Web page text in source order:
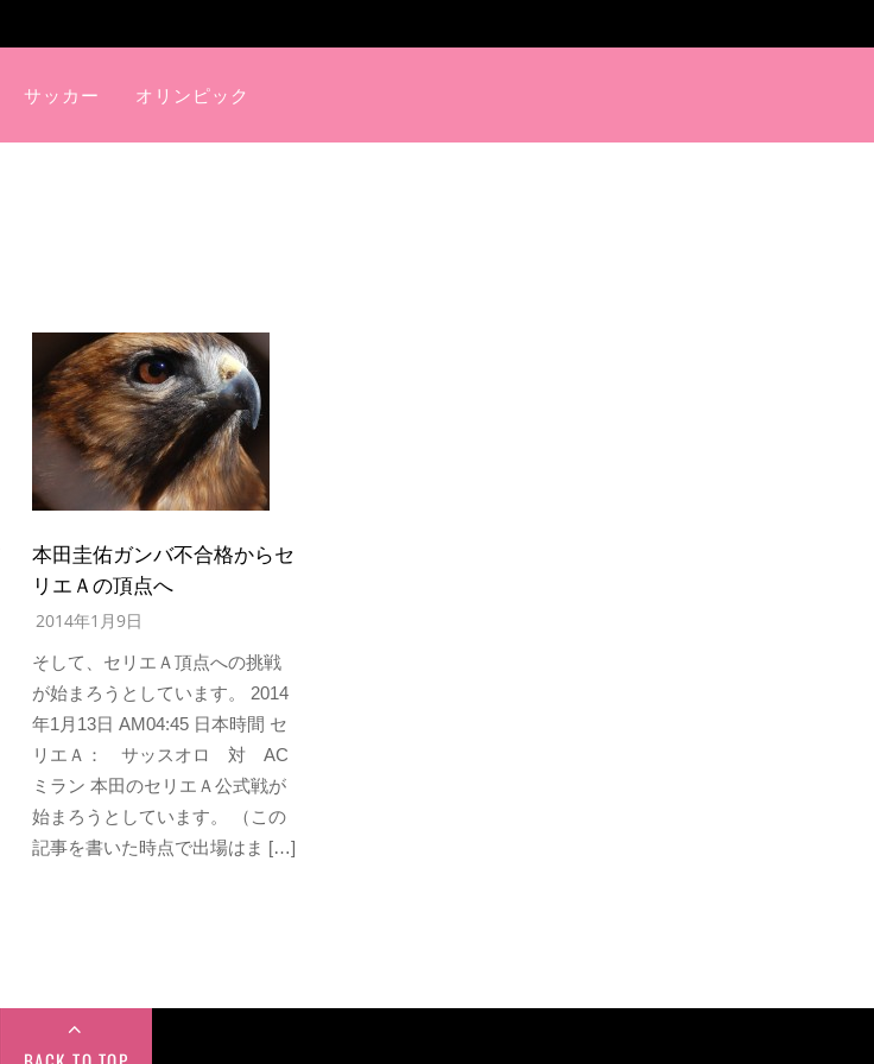
サッカー オリンピック
本田圭佑ガンバ不合格からセ
リエＡの頂点へ
2014年1月9日
そして、セリエＡ頂点への挑戦
が始まろうとしています。 2014
年1月13日 AM04:45 日本時間 セ
リエＡ： サッスオロ 対 AC
ミラン 本田のセリエＡ公式戦が
始まろうとしています。 （この
記事を書いた時点で出場はま […]